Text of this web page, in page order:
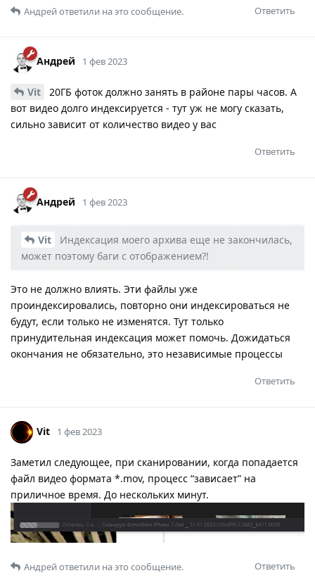
Ответить
Андрейответили на это сообщение.
Андрей 1 фев 2023
Vit
20ГБ фоток должно занять в районе пары часов. А
вот видео долго индексируется - тут уж не могу сказать,
сильно зависит от количество видео у вас
Ответить
Андрей 1 фев 2023
Vit
Индексация моего архива еще не закончилась,
может поэтому баги с отображением?!
Это не должно влиять. Эти файлы уже
проиндексировались, повторно они индексироваться не
будут, если только не изменятся. Тут только
принудительная индексация может помочь. Дожидаться
окончания не обязательно, это независимые процессы
Ответить
Vit 1 фев 2023
Заметил следующее, при сканировании, когда попадается
файл видео формата *.mov, процесс “зависает” на
приличное время. До нескольких минут.
Ответить
Андрейответили на это сообщение.